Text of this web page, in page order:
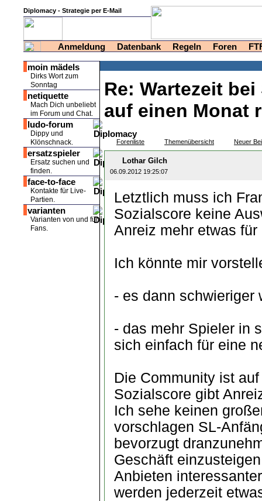
Diplomacy - Strategie per E-Mail
Anmeldung Datenbank Regeln Foren
moin mädels
Dirks Wort zum
Sonntag
netiquette
Mach Dich unbeliebt
im Forum und Chat.
ludo-forum
Dippy und
Klönschnack.
ersatzspieler
Ersatz suchen und
finden.
face-to-face
Kontakte für Live-
Partien.
varianten
Varianten von und für
Fans.
Re: Wartezeit
auf einen Monat
Forenliste Themenübersicht Neuer
Lothar Gilch
06.09.2012 19:25:07
Letztlich muss ich
Sozialscore keine
Anreiz mehr etwas
Ich könnte mir
- es dann schwieriger
- das mehr Spieler in
sich einfach für eine
Die Community ist
Sozialscore gibt
Ich sehe keinen
vorschlagen SL-
bevorzugt
Geschäft
Anbieten
werden jederzeit